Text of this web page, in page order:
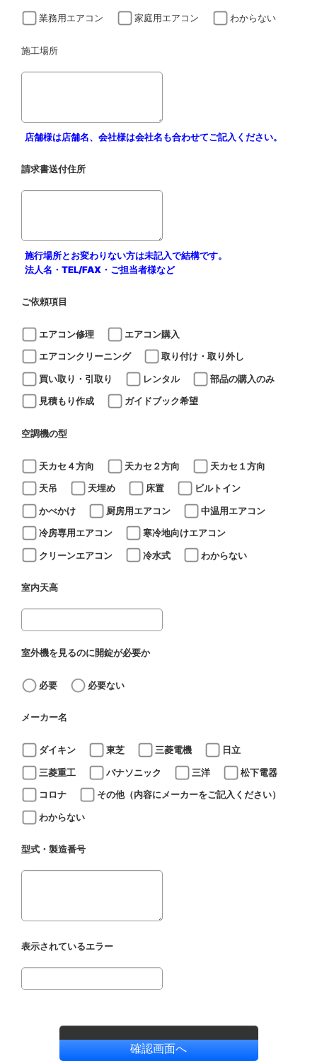
業務用エアコン 家庭用エアコン わからない
施工場所
店舗様は店舗名、会社様は会社名も合わせてご記入ください。
請求書送付住所
施行場所とお変わりない方は未記入で結構です。
法人名・TEL/FAX・ご担当者様など
ご依頼項目
エアコン修理
エアコン購入
エアコンクリーニング
取り付け・取り外し
買い取り・引取り
レンタル
部品の購入のみ
見積もり作成
ガイドブック希望
空調機の型
天カセ４方向 天カセ２方向
天カセ１方向
天吊
天埋め 床置
ビルトイン
かべかけ
厨房用エアコン
中温用エアコン
冷房専用エアコン
寒冷地向けエアコン
クリーンエアコン
冷水式 わからない
室内天高
室外機を見るのに開錠が必要か
必要 必要ない
メーカー名
ダイキン 東芝 三菱電機
日立
三菱重工
パナソニック 三洋
松下電器
コロナ
その他（内容にメーカーをご記入ください）
わからない
型式・製造番号
表示されているエラー
確認画面へ